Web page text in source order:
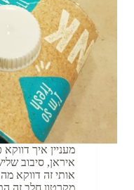
מעניין איך
איראן, סיבוב
אותי זה דווקא
מקרטון חלב זה